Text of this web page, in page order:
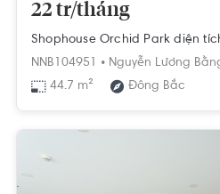
22 tr/tháng
NNB104951 • Nguyễn Lương
44.7 m²
Đông Bắc